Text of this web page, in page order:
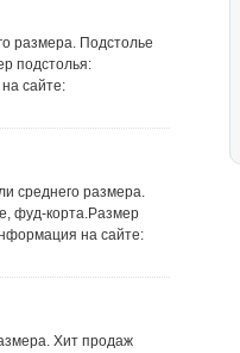
размера. Подстолье
подстолья:
сайте:
среднего размера.
фуд-корта.Размер
на сайте:
Хит продаж